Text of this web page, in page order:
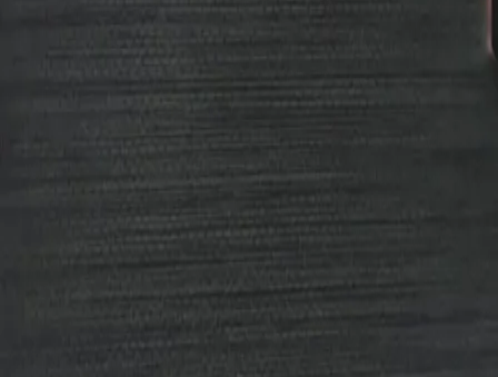
Opportunités de
carrière chez ASSA
ABLOY
faire la différence.